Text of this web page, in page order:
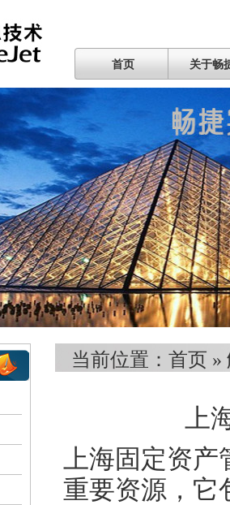
首页 关于畅
当前位置： 首页 »
上
上海固定资产
重要资源，它